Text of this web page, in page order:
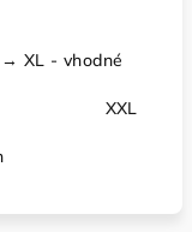
XL - vhodné